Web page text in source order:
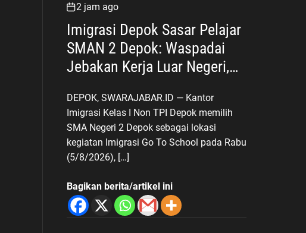
2 jam ago
Imigrasi Depok Sasar Pelajar
SMAN 2 Depok: Waspadai
Jebakan Kerja Luar Negeri,
Depan
DEPOK, SWARAJABAR.ID — Kantor
Imigrasi Kelas I Non TPI Depok memilih
SMA Negeri 2 Depok sebagai lokasi
kegiatan Imigrasi Go To School pada Rabu
(5/8/2026), […]
Bagikan berita/artikel ini